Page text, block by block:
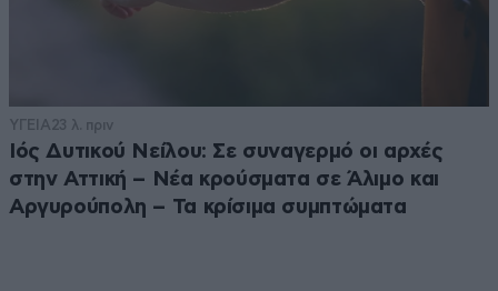
ΥΓΕΙΑ23 λ. πριν
Ιός Δυτικού Νείλου: Σε συναγερμό οι αρχές
στην Αττική – Νέα κρούσματα σε Άλιμο και
Αργυρούπολη – Τα κρίσιμα συμπτώματα